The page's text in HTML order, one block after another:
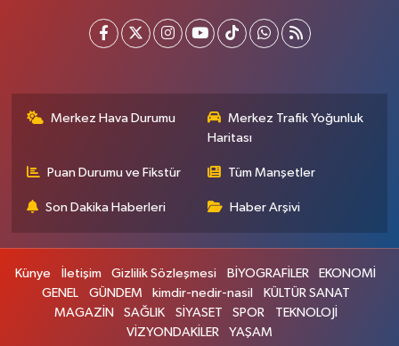
Merkez Hava Durumu
Merkez Trafik Yoğunluk
Haritası
Puan Durumu ve Fikstür Tüm Manşetler
Son Dakika Haberleri Haber Arşivi
Künye İletişim Gizlilik Sözleşmesi BİYOGRAFİLER
EKONOMİ
GENEL
GÜNDEM kimdir-nedir-nasil
KÜLTÜR SANAT
MAGAZİN
SAĞLIK SİYASET SPOR
TEKNOLOJİ
VİZYONDAKİLER
YAŞAM